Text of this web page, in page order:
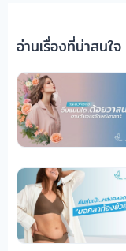
อ่านเรื่องที่น่าสนใจ